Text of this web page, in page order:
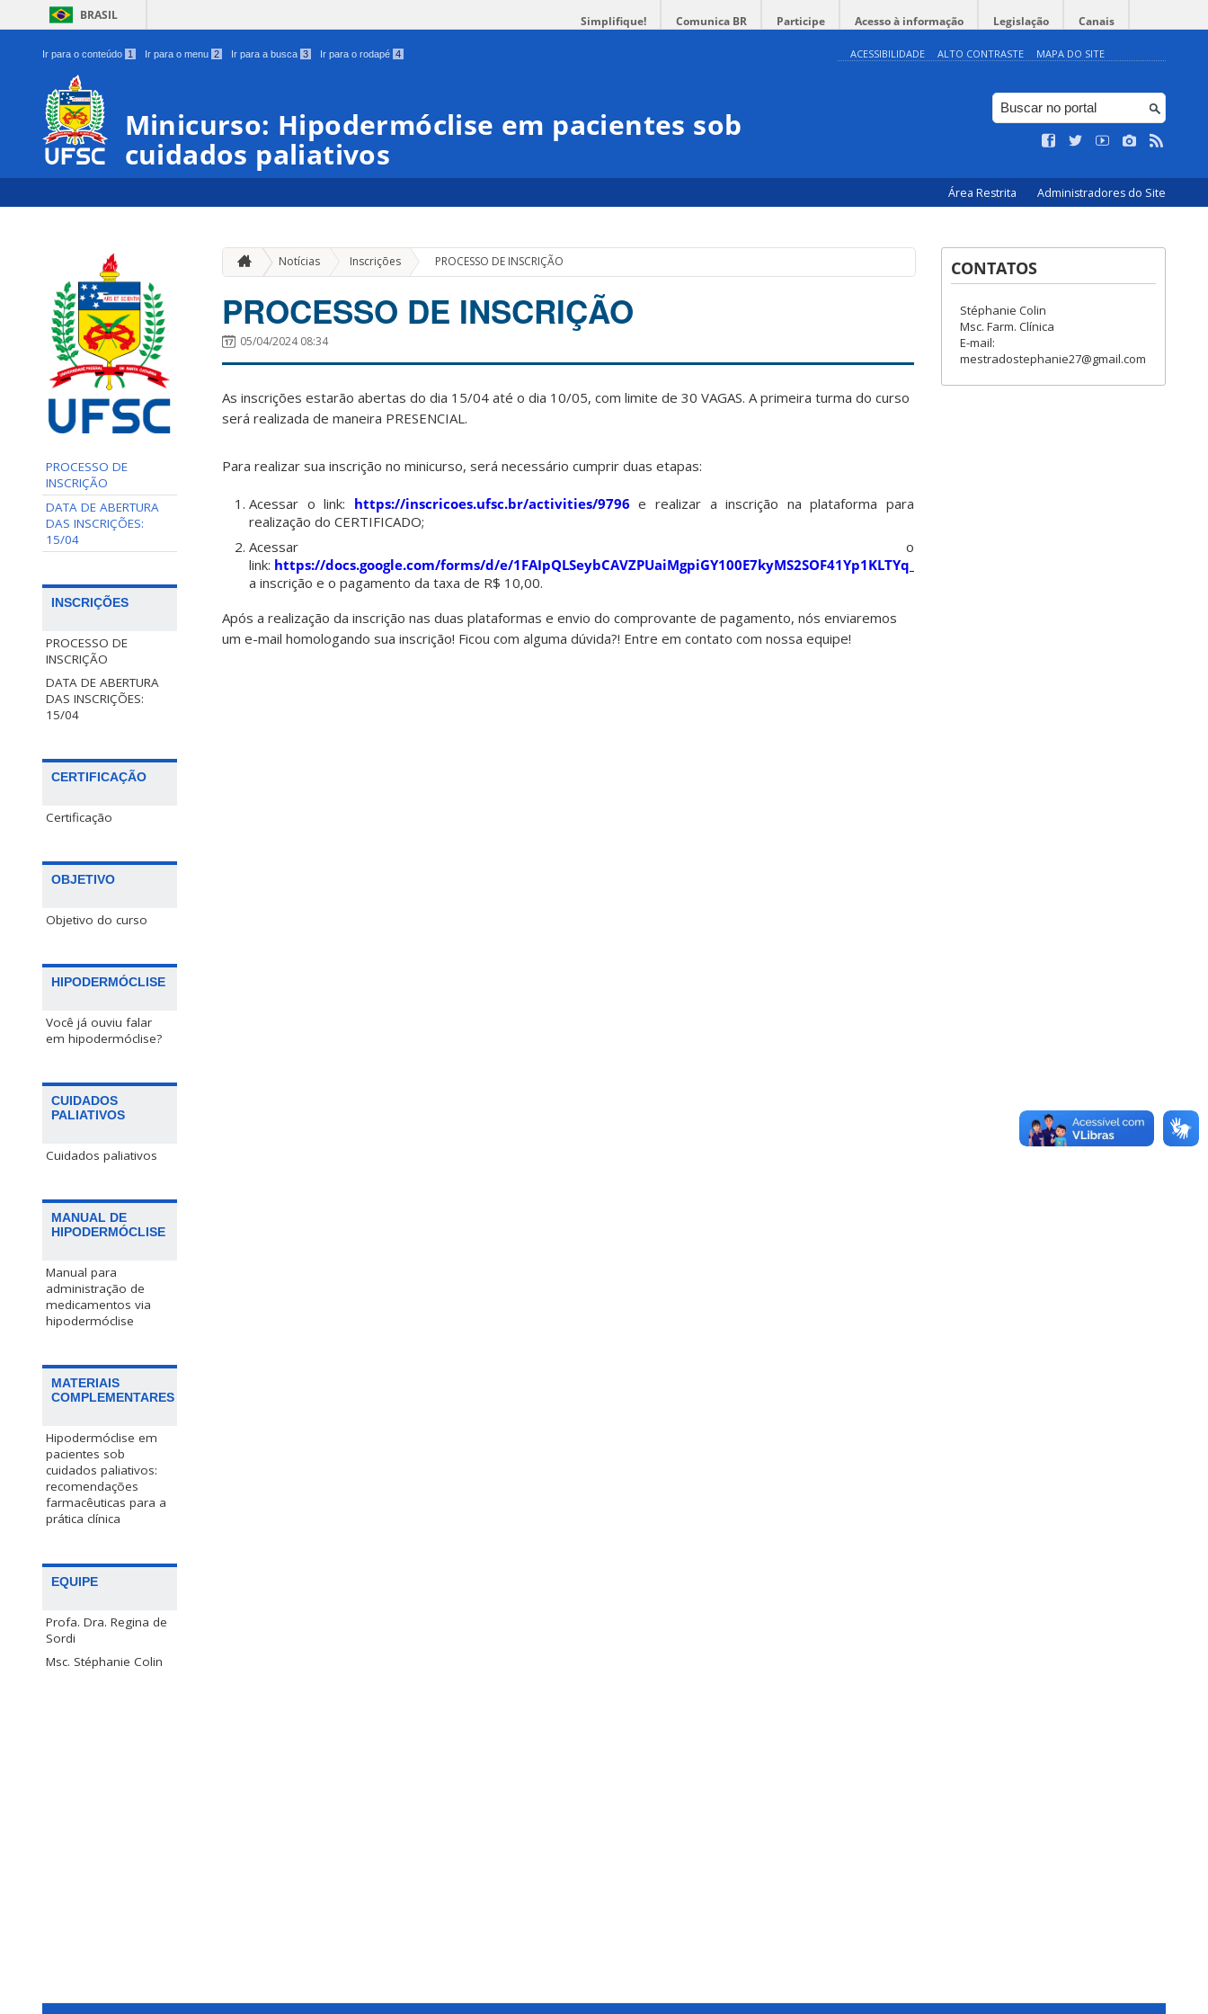
BRASIL Simplifique! Comunica BR Participe Acesso à informação Legislação Canais
Ir para o conteúdo 1 Ir para o menu 2 Ir para a busca 3 Ir para o rodapé 4 ACESSIBILIDADE ALTO CONTRASTE MAPA DO SITE
Minicurso: Hipodermóclise em pacientes sob
cuidados paliativos
Área Restrita Administradores do Site
PROCESSO DE
INSCRIÇÃO
DATA DE ABERTURA
DAS INSCRIÇÕES:
15/04
INSCRIÇÕES
PROCESSO DE
INSCRIÇÃO
DATA DE ABERTURA
DAS INSCRIÇÕES:
15/04
CERTIFICAÇÃO
Certificação
OBJETIVO
Objetivo do curso
HIPODERMÓCLISE
Você já ouviu falar
em hipodermóclise?
CUIDADOS
PALIATIVOS
Cuidados paliativos
MANUAL DE
HIPODERMÓCLISE
Manual para
administração de
medicamentos via
hipodermóclise
MATERIAIS
COMPLEMENTARES
Hipodermóclise em
pacientes sob
cuidados paliativos:
recomendações
farmacêuticas para a
prática clínica
EQUIPE
Profa. Dra. Regina de
Sordi
Msc. Stéphanie Colin
Notícias Inscrições » PROCESSO DE INSCRIÇÃO
PROCESSO DE INSCRIÇÃO
05/04/2024 08:34
As inscrições estarão abertas do dia 15/04 até o dia 10/05, com limite de 30 VAGAS. A primeira turma do curso
será realizada de maneira PRESENCIAL.
Para realizar sua inscrição no minicurso, será necessário cumprir duas etapas:
Acessar o link: https://inscricoes.ufsc.br/activities/9796 e realizar a inscrição na plataforma para
realização do CERTIFICADO;
Acessar o
link: https://docs.google.com/forms/d/e/1FAIpQLSeybCAVZPUaiMgpiGY100E7kyMS2SOF41Yp1KLTYq_v1jmkfg/viewform
a inscrição e o pagamento da taxa de R$ 10,00.
Após a realização da inscrição nas duas plataformas e envio do comprovante de pagamento, nós enviaremos
um e-mail homologando sua inscrição! Ficou com alguma dúvida?! Entre em contato com nossa equipe!
CONTATOS
Stéphanie Colin
Msc. Farm. Clínica
E-mail:
mestradostephanie27@gmail.com